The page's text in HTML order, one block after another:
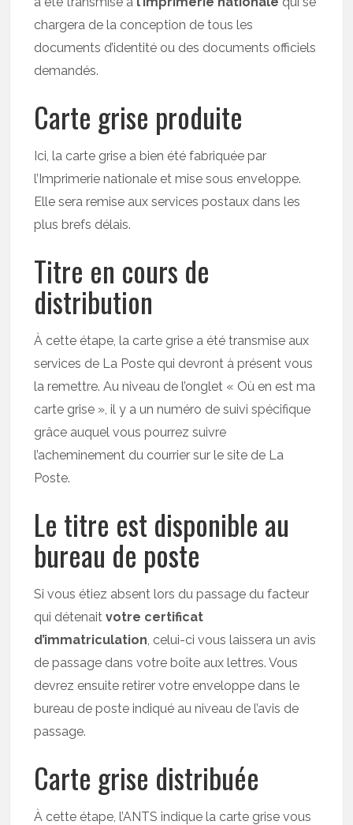
chargera de la conception de tous les
documents d’identité ou des documents officiels
demandés.
Carte grise produite
Ici, la carte grise a bien été fabriquée par
l’Imprimerie nationale et mise sous enveloppe.
Elle sera remise aux services postaux dans les
plus brefs délais.
Titre en cours de
distribution
À cette étape, la carte grise a été transmise aux
services de La Poste qui devront à présent vous
la remettre. Au niveau de l’onglet « Où en est ma
carte grise », il y a un numéro de suivi spécifique
grâce auquel vous pourrez suivre
l’acheminement du courrier sur le site de La
Poste.
Le titre est disponible au
bureau de poste
Si vous étiez absent lors du passage du facteur
qui détenaitvotre certificat
d’immatriculation, celui-ci vous laissera un avis
de passage dans votre boîte aux lettres. Vous
devrez ensuite retirer votre enveloppe dans le
bureau de poste indiqué au niveau de l’avis de
passage.
Carte grise distribuée
À cette étape, l’ANTS indique la carte grise vous